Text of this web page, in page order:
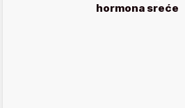
hormona sreće